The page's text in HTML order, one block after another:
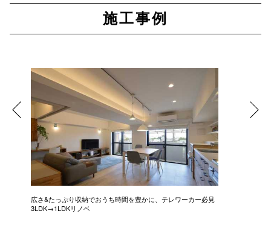
施工事例
広さ&たっぷり収納でおうち時間を豊かに、テレワーカー必見
3LDK→1LDKリノベ